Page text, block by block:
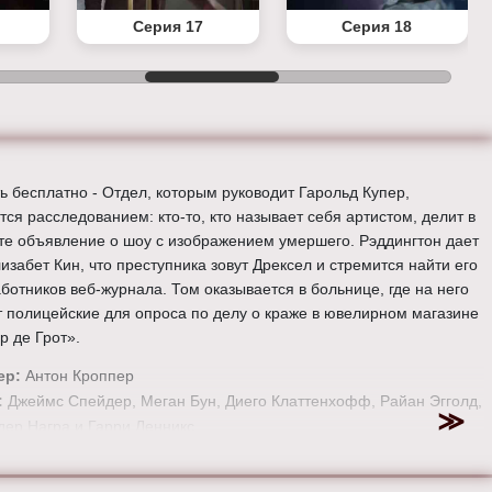
Серия 17 Серия 18
бесплатно - Отдел, которым руководит Гарольд Купер,
расследованием: кто-то, кто называет себя артистом, делит в
объявление о шоу с изображением умершего. Рэддингтон дает
Кин, что преступника зовут Дрексел и стремится найти его
веб-журнала. Том оказывается в больнице, где на него
полицейские для опроса по делу о краже в ювелирном магазине
де Грот».
Антон Кроппер
Джеймс Спейдер, Меган Бун, Диего Клаттенхофф, Райан Эгголд,
качестве, на телефоне, планшете, пк или телевизоре на